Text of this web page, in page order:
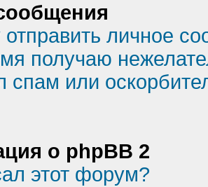
личное
получаю
спам или
о phpBB 2
этот форум?